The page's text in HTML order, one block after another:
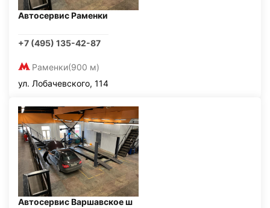
Автосервис Раменки
+7 (495) 135-42-87
Раменки(900 м)
ул. Лобачевского, 114
Автосервис Варшавское ш